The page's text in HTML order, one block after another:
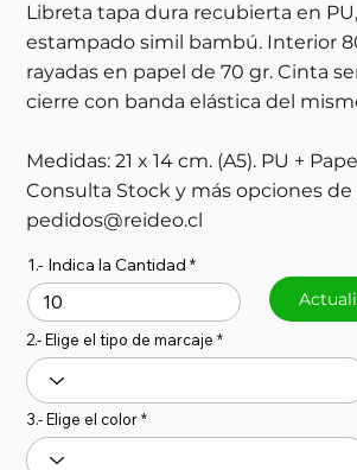
Libreta tapa dura recubierta en
estampado simil bambú. Interior
rayadas en papel de 70 gr. Cinta
cierre con banda elástica del
Medidas: 21 x 14 cm. (A5). PU +
Consulta Stock y más opciones de
pedidos@reideo.cl
1.- Indica la Cantidad
2.- Elige el tipo de marcaje
3.- Elige el color